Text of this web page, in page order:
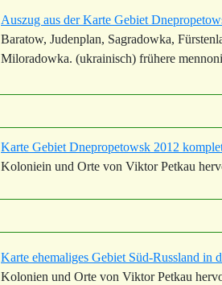
Auszug aus der Karte Gebiet
Baratow, Judenplan, Sagradowka,
Miloradowka. (ukrainisch) frühere
Karte Gebiet Dnepropetowsk 2012
Koloniein und Orte von Viktor Petkau
Karte ehemaliges Gebiet Süd-Russland in
Kolonien und Orte von Viktor Petkau